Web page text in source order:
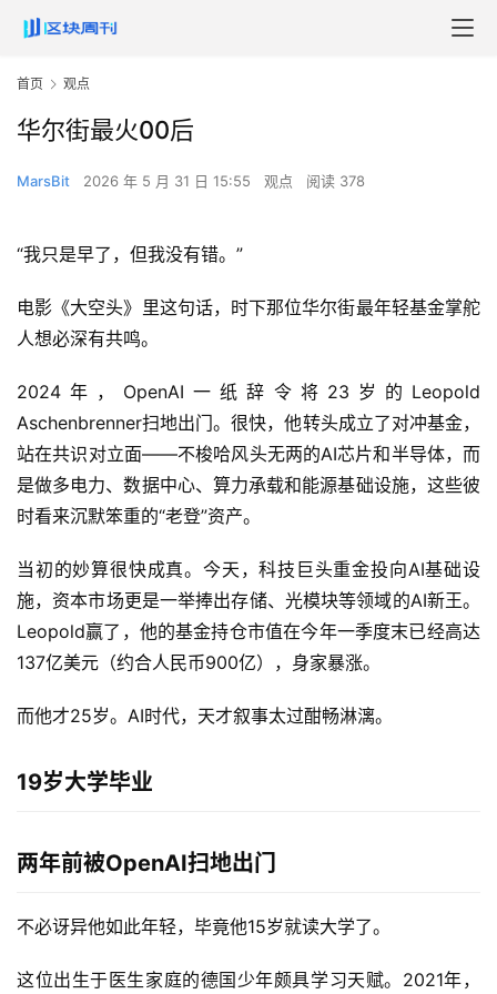
首页 观点
华尔街最火00后
MarsBit 2026 年 5 月 31 日 15:55 观点 阅读 378
“我只是早了，但我没有错。”
电影《大空头》里这句话，时下那位华尔街最年轻基金掌舵
人想必深有共鸣。
2024年，OpenAI一纸辞令将23岁的Leopold
Aschenbrenner扫地出门。很快，他转头成立了对冲基金，
站在共识对立面——不梭哈风头无两的AI芯片和半导体，而
是做多电力、数据中心、算力承载和能源基础设施，这些彼
时看来沉默笨重的“老登”资产。
当初的妙算很快成真。今天，科技巨头重金投向AI基础设
施，资本市场更是一举捧出存储、光模块等领域的AI新王。
Leopold赢了，他的基金持仓市值在今年一季度末已经高达
137亿美元（约合人民币900亿），身家暴涨。
而他才25岁。AI时代，天才叙事太过酣畅淋漓。
19岁大学毕业
两年前被OpenAI扫地出门
不必讶异他如此年轻，毕竟他15岁就读大学了。
这位出生于医生家庭的德国少年颇具学习天赋。2021年，